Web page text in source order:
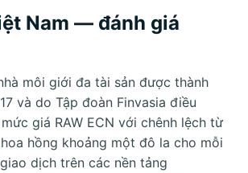
Nam — đánh giá
môi giới đa tài sản được thành
và do Tập đoàn Finvasia điều
giá RAW ECN với chênh lệch từ
hồng khoảng một đô la cho mỗi
dịch trên các nền tảng